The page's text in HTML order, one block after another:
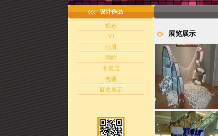
设计作品
标志
VI
画册
网站
专卖店
包装
展览展示
展览展示